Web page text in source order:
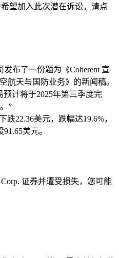
望加入此次潜在诉讼，请点
布了一份题为《Coherent 宣
航天与国防业务》的新闻稿。
计将于2025年第三季度完
”
跌22.36美元，跌幅达19.6%，
美元。
证券并遭受损失，您可能